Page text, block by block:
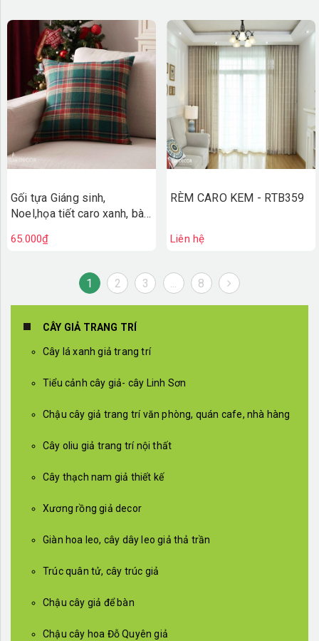
Gối tựa Giáng sinh,
Noel,họa tiết caro xanh, bày
trọng - VG582
65.000₫
RÈM CARO KEM - RTB359
Liên hệ
1 2 3 ... 8
CÂY GIẢ TRANG TRÍ
Cây lá xanh giả trang trí
Tiểu cảnh cây giả- cây Linh Sơn
Chậu cây giả trang trí văn phòng, quán cafe, nhà hàng
Cây oliu giả trang trí nội thất
Cây thạch nam giả thiết kế
Xương rồng giả decor
Giàn hoa leo, cây dây leo giả thả trần
Trúc quân tử, cây trúc giả
Chậu cây giả để bàn
Chậu cây hoa Đỗ Quyên giả